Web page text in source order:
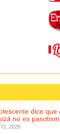
dice que
no es
2026